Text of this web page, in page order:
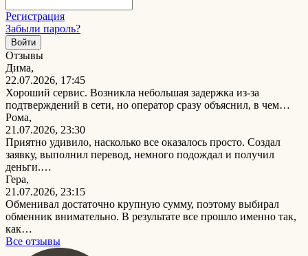
Регистрация
Забыли пароль?
Отзывы
Дима,
22.07.2026, 17:45
Хороший сервис. Возникла небольшая задержка из-за
подтверждений в сети, но оператор сразу объяснил, в чем…
Рома,
21.07.2026, 23:30
Приятно удивило, насколько все оказалось просто. Создал
заявку, выполнил перевод, немного подождал и получил
деньги.…
Гера,
21.07.2026, 23:15
Обменивал достаточно крупную сумму, поэтому выбирал
обменник внимательно. В результате все прошло именно так,
как…
Все отзывы